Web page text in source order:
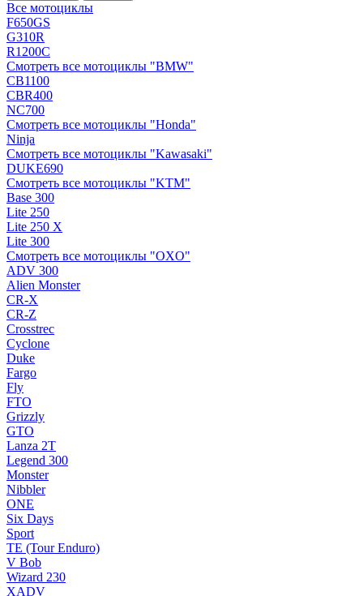
Все мотоциклы
F650GS
G310R
R1200C
Смотреть все мотоциклы "BMW"
CB1100
CBR400
NC700
Смотреть все мотоциклы "Honda"
Ninja
Смотреть все мотоциклы "Kawasaki"
DUKE690
Смотреть все мотоциклы "KTM"
Base 300
Lite 250
Lite 250 X
Lite 300
Смотреть все мотоциклы "OXO"
ADV 300
Alien Monster
CR-X
CR-Z
Crosstrec
Cyclone
Duke
Fargo
Fly
FTO
Grizzly
GTO
Lanza 2T
Legend 300
Monster
Nibbler
ONE
Six Days
Sport
TE (Tour Enduro)
V Bob
Wizard 230
XADV